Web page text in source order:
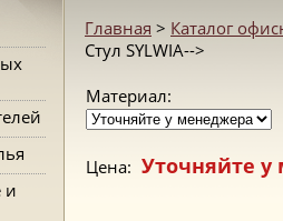
и
Главная > Каталог
Стул SYLWIA-->
Материал:
Цена: Уточняйте